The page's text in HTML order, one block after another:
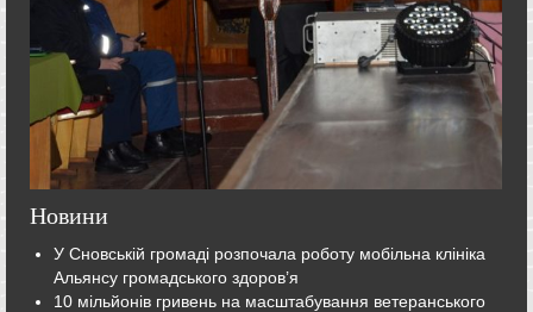
Новини
У Сновській громаді розпочала роботу мобільна клініка
Альянсу громадського здоров’я
10 мільйонів гривень на масштабування ветеранського